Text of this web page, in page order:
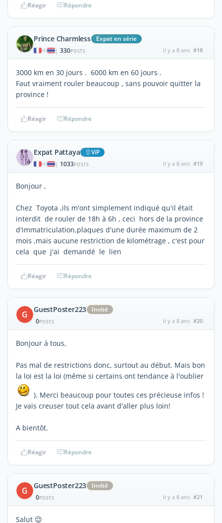
Réagir Répondre
Prince Charmless Expat en série
| 330POSTS il y a 8 ans #18
3000 km en 30 jours . 6000 km en 60 jours .
Faut vraiment rouler beaucoup , sans pouvoir quitter la
province !
Réagir Répondre
Expat Pattaya ViP
| 1033POSTS il y a 8 ans #19
Bonjour ,
Chez Toyota ,ils m'ont simplement indiqué qu'il était
interdit de rouler de 18h à 6h , ceci hors de la province
d'immatriculation,plaques d'une durée maximum de 2
mois ,mais aucune restriction de kilométrage , c'est pour
cela que j'ai demandé le lien
Réagir Répondre
G GuestPoster223
Invité
0POSTS il y a 8 ans #20
Bonjour à tous,
Pas mal de restrictions donc, surtout au début. Mais bon
la loi est la loi (même si certains ont tendance à l'oublier
). Merci beaucoup pour toutes ces précieuse infos !
Je vais creuser tout cela avant d'aller plus loin!
A bientôt.
Réagir Répondre
G GuestPoster223
Invité
0POSTS il y a 8 ans #21
Salut 😉